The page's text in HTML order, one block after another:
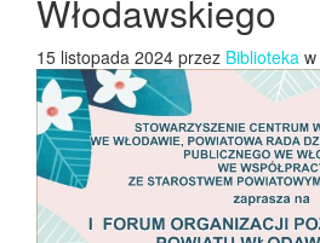
Włodawskiego
15 listopada 2024 przez Biblioteka w